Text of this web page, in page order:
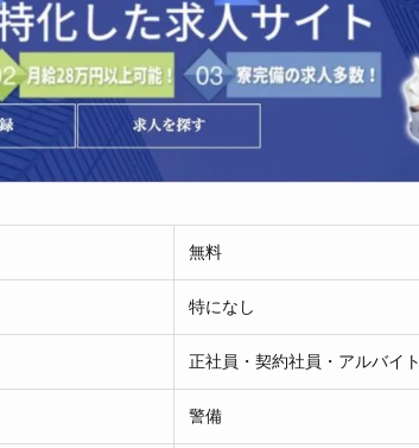
無料
特になし
正社員・契約社員・アルバイト
警備